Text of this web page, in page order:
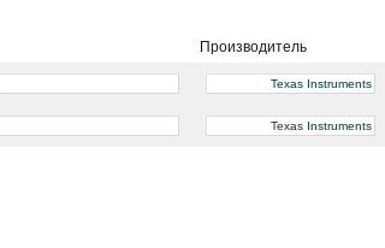
Производитель
Texas Instruments
Texas Instruments